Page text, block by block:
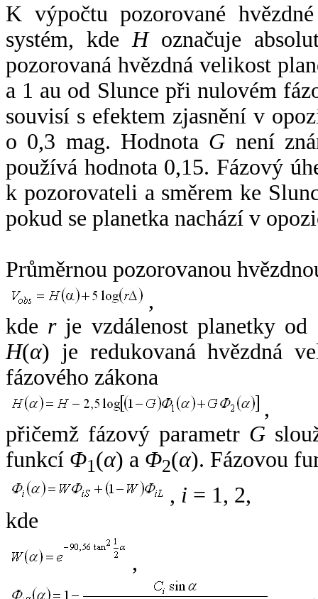
K výpočtu pozorované
systém, kde Hoznačuje
pozorovaná hvězdná velikost
a 1 au od Slunce při nulovém
souvisí s efektem zjasnění v
o 0,3 mag. Hodnota G není
používá hodnota 0,15. Fázový
k pozorovateli a směrem ke
pokud se planetka nachází v
Průměrnou pozorovanou
,
kde rje vzdálenost planetky od
H(α) je redukovaná hvězdná
fázového zákona
,
přičemž fázový parametr G
funkcí Φ1(α) a Φ2(α). Fázovou
, i = 1, 2,
kde
,